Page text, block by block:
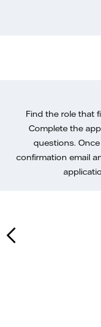
Find the role that
Complete the
questions.
confirmation email